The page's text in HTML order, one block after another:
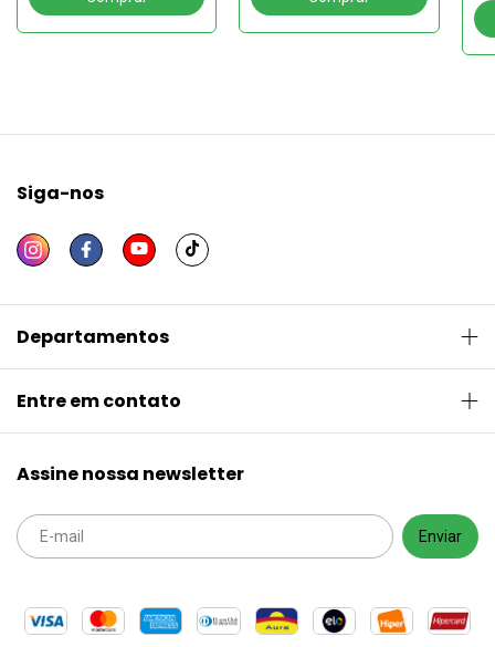
Siga-nos
Departamentos
Entre em contato
Assine nossa newsletter